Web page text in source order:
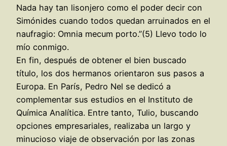
Nada hay tan lisonjero como el poder decir con
Simónides cuando todos quedan arruinados en el
naufragio: Omnia mecum porto.”(5) Llevo todo lo
mío conmigo.
En fin, después de obtener el bien buscado
título, los dos hermanos orientaron sus pasos a
Europa. En París, Pedro Nel se dedicó a
complementar sus estudios en el Instituto de
Química Analítica. Entre tanto, Tulio, buscando
opciones empresariales, realizaba un largo y
minucioso viaje de observación por las zonas